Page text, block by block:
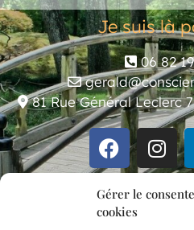
Gérer le
cookies
Je suis là
06 82
81 Rue Général Leclerc
sophrologie holistique, art-